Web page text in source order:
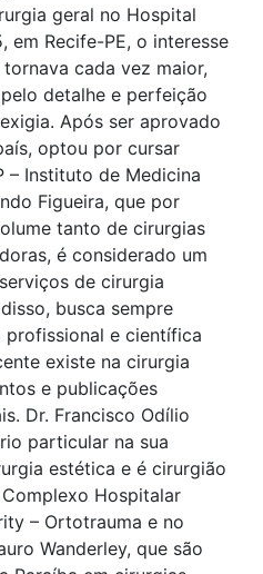
geral no Hospital
em Recife-PE, o interesse
cada vez maior,
detalhe e perfeição
Após ser aprovado
optou por cursar
– Instituto de Medicina
Figueira, que por
tanto de cirurgias
é considerado um
de cirurgia
busca sempre
profissional e científica
existe na cirurgia
e publicações
Dr. Francisco Odílio
particular na sua
estética e é cirurgião
Hospitalar
– Ortotrauma e no
Wanderley, que são